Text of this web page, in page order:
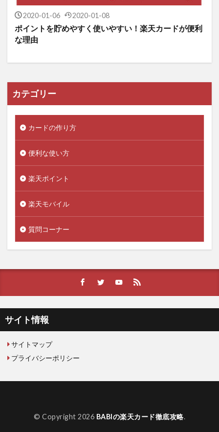
2020-01-06 2020-01-08
ポイントを貯めやすく使いやすい！楽天カードが便利
な理由
カテゴリー
カードの作り方
便利な使い方
楽天ポイント
楽天モバイル
質問コーナー
サイト情報
サイトマップ
プライバシーポリシー
© Copyright 2026 BABIの楽天カード徹底攻略.